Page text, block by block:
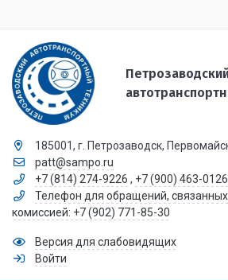
185001, г. Петрозаводск,
patt@sampo.ru
+7 (814) 274-9226 , +7 (900) 463-0126
Телефон для обращений,
комиссией: +7 (902) 771-85-30
Версия для слабовидящих
Войти